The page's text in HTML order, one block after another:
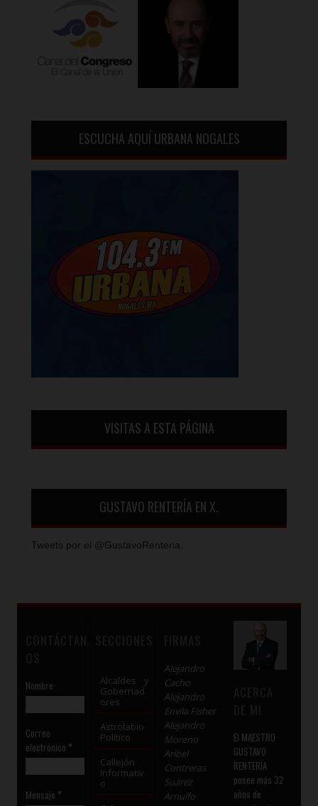
ESCUCHA AQUÍ URBANA NOGALES
VISITAS A ESTA PÁGINA
GUSTAVO RENTERÍA EN X.
Tweets por el @GustavoRenteria.
Nombre
Correo
electrónico *
Mensaje *
Alcaldes y
Gobernad
ores
Astrolabio
Político
Callejón
Informativ
o
Alejandro
Cacho
Alejandro
Envila Fisher
Alejandro
Moreno
Aribel
Contreras
Suárez
Arnulfo
El MAESTRO
GUSTAVO
RENTERÍA
posee más 32
años de